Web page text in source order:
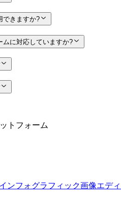
できますか?
ムに対応していますか?
トフォーム
インフォグラフィック画像エディ